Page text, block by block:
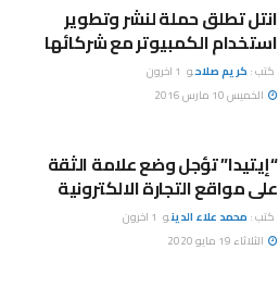
انتل تطلق حملة لنشر وتطوير
استخدام الكمبيوتر مع شركائها
كتب : كريم صلاحو 1 اخرون
الخميس 10 مارس 2016
“إيتيدا” تؤجل وضع علامة الثقة
على مواقع التجارة الالكترونية
كتب : محمد علاء الدينو 1 اخرون
الثلاثاء 19 مايو 2020